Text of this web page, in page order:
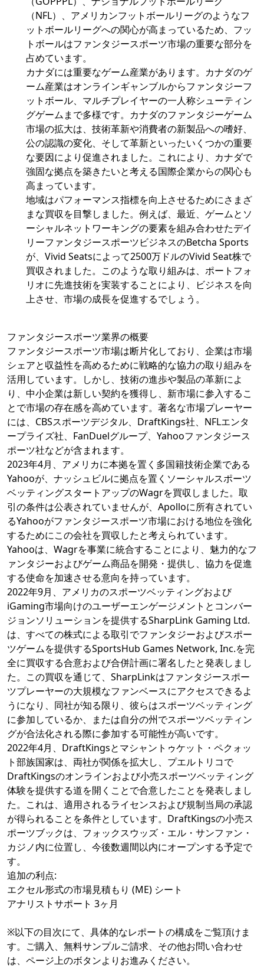
（NFL）、アメリカンフットボールリーグのようなフ
ットボールリーグへの関心が高まっているため、フッ
トボールはファンタジースポーツ市場の重要な部分を
占めています。
カナダには重要なゲーム産業があります。カナダのゲ
ーム産業はオンラインギャンブルからファンタジーフ
ットボール、マルチプレイヤーの一人称シューティン
グゲームまで多様です。カナダのファンタジーゲーム
市場の拡大は、技術革新や消費者の新製品への嗜好、
公の認識の変化、そして革新といったいくつかの重要
な要因により促進されました。これにより、カナダで
強固な拠点を築きたいと考える国際企業からの関心も
高まっています。
地域はパフォーマンス指標を向上させるためにさまざ
まな買収を目撃しました。例えば、最近、ゲームとソ
ーシャルネットワーキングの要素を組み合わせたデイ
リーファンタジースポーツビジネスのBetcha Sports
が、Vivid Seatsによって2500万ドルのVivid Seat株で
買収されました。このような取り組みは、ポートフォ
リオに先進技術を実装することにより、ビジネスを向
上させ、市場の成長を促進するでしょう。
ファンタジースポーツ業界の概要
ファンタジースポーツ市場は断片化しており、企業は市場
シェアと収益性を高めるために戦略的な協力の取り組みを
活用しています。しかし、技術の進歩や製品の革新によ
り、中小企業は新しい契約を獲得し、新市場に参入するこ
とで市場の存在感を高めています。著名な市場プレーヤー
には、CBSスポーツデジタル、DraftKings社、NFLエンタ
ープライズ社、FanDuelグループ、Yahooファンタジース
ポーツ社などが含まれます。
2023年4月、アメリカに本拠を置く多国籍技術企業である
Yahooが、ナッシュビルに拠点を置くソーシャルスポーツ
ベッティングスタートアップのWagrを買収しました。取
引の条件は公表されていませんが、Apolloに所有されてい
るYahooがファンタジースポーツ市場における地位を強化
するためにこの会社を買収したと考えられています。
Yahooは、Wagrを事業に統合することにより、魅力的なフ
ァンタジーおよびゲーム商品を開発・提供し、協力を促進
する使命を加速させる意向を持っています。
2022年9月、アメリカのスポーツベッティングおよび
iGaming市場向けのユーザーエンゲージメントとコンバー
ジョンソリューションを提供するSharpLink Gaming Ltd.
は、すべての株式による取引でファンタジーおよびスポー
ツゲームを提供するSportsHub Games Network, Inc.を完
全に買収する合意および合併計画に署名したと発表しまし
た。この買収を通じて、SharpLinkはファンタジースポー
ツプレーヤーの大規模なファンベースにアクセスできるよ
うになり、同社が知る限り、彼らはスポーツベッティング
に参加しているか、または自分の州でスポーツベッティン
グが合法化される際に参加する可能性が高いです。
2022年4月、DraftKingsとマシャントゥケット・ペクォッ
ト部族国家は、両社が関係を拡大し、プエルトリコで
DraftKingsのオンラインおよび小売スポーツベッティング
体験を提供する道を開くことで合意したことを発表しまし
た。これは、適用されるライセンスおよび規制当局の承認
が得られることを条件としています。DraftKingsの小売ス
ポーツブックは、フォックスウッズ・エル・サンファン・
カジノ内に位置し、今後数週間以内にオープンする予定で
す。
追加の利点:
エクセル形式の市場見積もり (ME) シート
アナリストサポート 3ヶ月
※以下の目次にて、具体的なレポートの構成をご覧頂けま
す。ご購入、無料サンプルご請求、その他お問い合わせ
は、ページ上のボタンよりお進みください。